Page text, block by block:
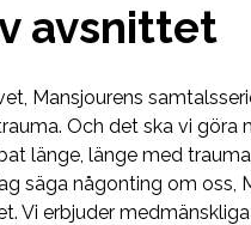
avsnittet
Mansjourens
Och det ska vi göra
länge, länge med
säga någonting om oss,
Vi erbjuder